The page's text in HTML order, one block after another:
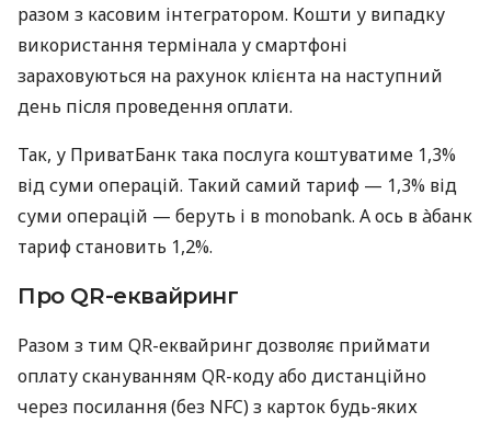
разом з касовим інтегратором. Кошти у випадку
використання термінала у смартфоні
зараховуються на рахунок клієнта на наступний
день після проведення оплати.
Так, у ПриватБанк така послуга коштуватиме 1,3%
від суми операцій. Такий самий тариф — 1,3% від
суми операцій — беруть і в monobank. А ось в àбанк
тариф становить 1,2%.
Про QR-еквайринг
Разом з тим QR-еквайринг дозволяє приймати
оплату скануванням QR-коду або дистанційно
через посилання (без NFC) з карток будь-яких